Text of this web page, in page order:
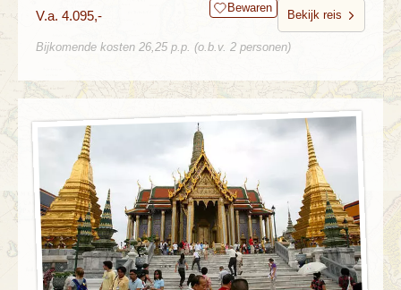
V.a. 4.095,- Bewaren
Bekijk reis
Bijkomende kosten 26,25 p.p. (o.b.v. 2 personen)